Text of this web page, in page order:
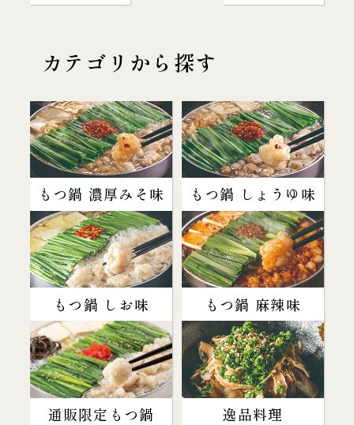
カテゴリから探す
もつ鍋 濃厚みそ味 もつ鍋 しょうゆ味
もつ鍋 しお味 もつ鍋 麻辣味
通販限定もつ鍋 逸品料理